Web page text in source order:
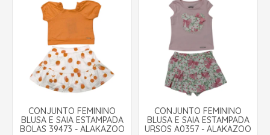
CONJUNTO FEMININO
BLUSA E SAIA ESTAMPADA
BOLAS 39473 - ALAKAZOO
CONJUNTO FEMININO
BLUSA E SAIA ESTAMPADA
URSOS A0357 - ALAKAZOO